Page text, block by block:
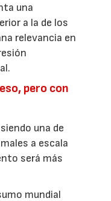
una
a la de los
relevancia en
pero con
una de
a escala
será más
mundial